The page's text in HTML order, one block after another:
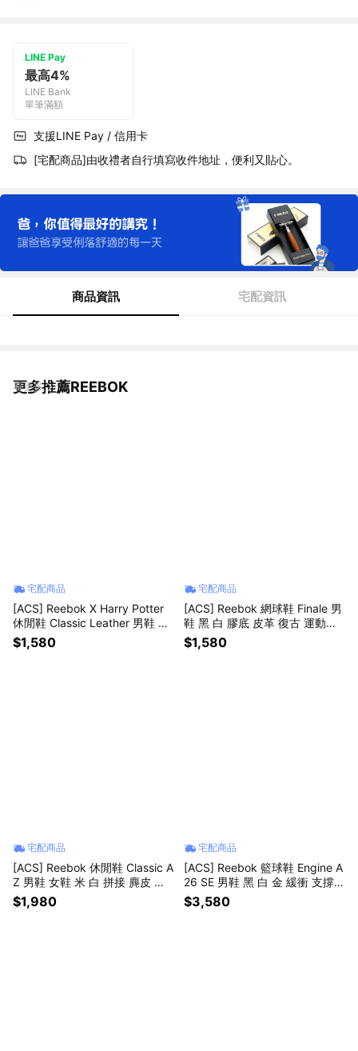
LINE Pay
最高4%
LINE Bank
單筆滿額
支援LINE Pay / 信用卡
[宅配商品]由收禮者自行填寫收件地址，便利又貼心。
商品資訊 宅配資訊
更多推薦REEBOK
看更多
宅配商品
[ACS] Reebok X Harry Potter
休閒鞋 Classic Leather 男鞋 黑
$1,580
宅配商品
[ACS] Reebok 網球鞋 Finale 男
鞋 黑 白 膠底 皮革 復古 運動鞋
100229918
$1,580
宅配商品
[ACS] Reebok 休閒鞋 Classic A
Z 男鞋 女鞋 米 白 拼接 麂皮 復
古 100239546
$1,980
宅配商品
[ACS] Reebok 籃球鞋 Engine A
26 SE 男鞋 黑 白 金 緩衝 支撐
運動鞋 100248542
$3,580